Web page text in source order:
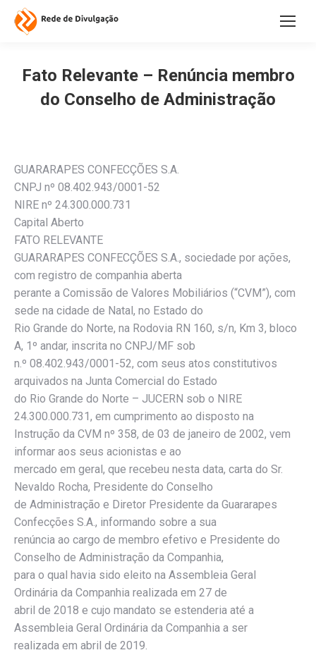
Fato Relevante – Renúncia membro
do Conselho de Administração
GUARARAPES CONFECÇÕES S.A.
CNPJ nº 08.402.943/0001-52
NIRE nº 24.300.000.731
Capital Aberto
FATO RELEVANTE
GUARARAPES CONFECÇÕES S.A., sociedade por ações,
com registro de companhia aberta
perante a Comissão de Valores Mobiliários (“CVM”), com
sede na cidade de Natal, no Estado do
Rio Grande do Norte, na Rodovia RN 160, s/n, Km 3, bloco
A, 1º andar, inscrita no CNPJ/MF sob
n.º 08.402.943/0001-52, com seus atos constitutivos
arquivados na Junta Comercial do Estado
do Rio Grande do Norte – JUCERN sob o NIRE
24.300.000.731, em cumprimento ao disposto na
Instrução da CVM nº 358, de 03 de janeiro de 2002, vem
informar aos seus acionistas e ao
mercado em geral, que recebeu nesta data, carta do Sr.
Nevaldo Rocha, Presidente do Conselho
de Administração e Diretor Presidente da Guararapes
Confecções S.A., informando sobre a sua
renúncia ao cargo de membro efetivo e Presidente do
Conselho de Administração da Companhia,
para o qual havia sido eleito na Assembleia Geral
Ordinária da Companhia realizada em 27 de
abril de 2018 e cujo mandato se estenderia até a
Assembleia Geral Ordinária da Companhia a ser
realizada em abril de 2019.